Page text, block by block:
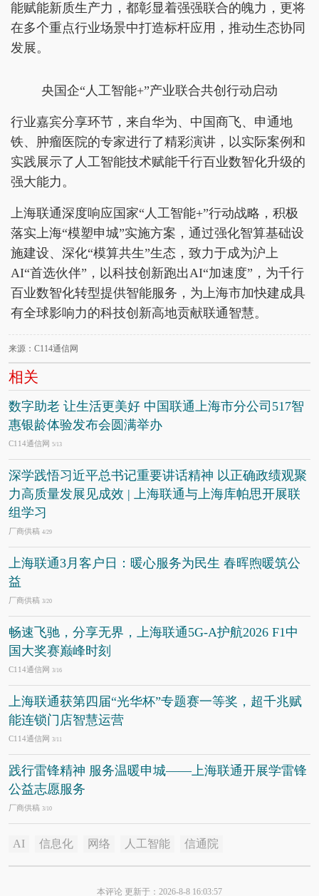
能赋能新质生产力，都彰显着强强联合的魄力，更将
在多个重点行业场景中打造标杆应用，推动生态协同
发展。
央国企“人工智能+”产业联合共创行动启动
行业嘉宾分享环节，来自华为、中国商飞、申通地
铁、肿瘤医院的专家进行了精彩演讲，以实际案例和
实践展示了人工智能技术赋能千行百业数智化升级的
强大能力。
上海联通深度响应国家“人工智能+”行动战略，积极
落实上海“模塑申城”实施方案，通过强化智算基础设
施建设、深化“模算共生”生态，致力于成为沪上
AI“首选伙伴”，以科技创新跑出AI“加速度”，为千行
百业数智化转型提供智能服务，为上海市加快建成具
有全球影响力的科技创新高地贡献联通智慧。
来源：C114通信网
相关
数字助老 让生活更美好 中国联通上海市分公司517智
惠银龄体验发布会圆满举办
C114通信网 5/13
深学践悟习近平总书记重要讲话精神 以正确政绩观聚
力高质量发展见成效 | 上海联通与上海库帕思开展联
组学习
厂商供稿 4/29
上海联通3月客户日：暖心服务为民生 春晖煦暖筑公
益
厂商供稿 3/20
畅速飞驰，分享无界，上海联通5G-A护航2026 F1中
国大奖赛巅峰时刻
C114通信网 3/16
上海联通获第四届“光华杯”专题赛一等奖，超千兆赋
能连锁门店智慧运营
C114通信网 3/11
践行雷锋精神 服务温暖申城——上海联通开展学雷锋
公益志愿服务
厂商供稿 3/10
AI 信息化 网络 人工智能 信通院
本评论 更新于：2026-8-8 16:03:57